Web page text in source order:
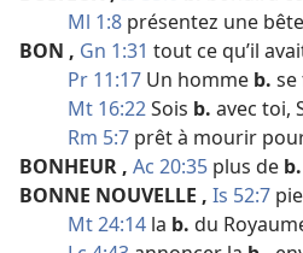
Ml 1:8 présentez une bête
BON , Gn 1:31 tout ce qu’il
Pr 11:17 Un homme b. se
Mt 16:22Sois b. avec toi,
Rm 5:7 prêt à mourir
BONHEUR , Ac 20:35 plus de b.
BONNE NOUVELLE , Is 52:7
Mt 24:14 la b. du